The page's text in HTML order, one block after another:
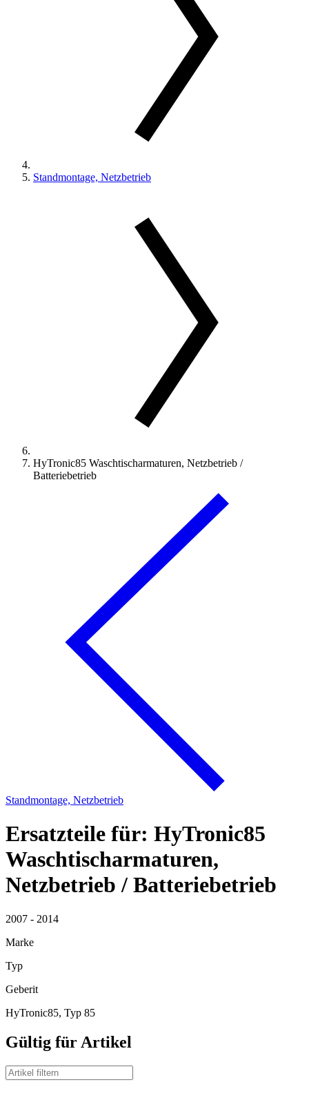
Standmontage, Netzbetrieb
HyTronic85 Waschtischarmaturen, Netzbetrieb /
Batteriebetrieb
Standmontage, Netzbetrieb
Ersatzteile für: HyTronic85
Waschtischarmaturen,
Netzbetrieb / Batteriebetrieb
2007 - 2014
Marke
Typ
Geberit
HyTronic85, Typ 85
Gültig für Artikel